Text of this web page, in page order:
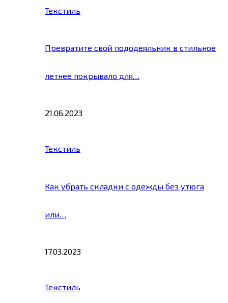
Текстиль
Превратите свой пододеяльник в стильное
летнее покрывало для…
21.06.2023
Текстиль
Как убрать складки с одежды без утюга
или…
17.03.2023
Текстиль